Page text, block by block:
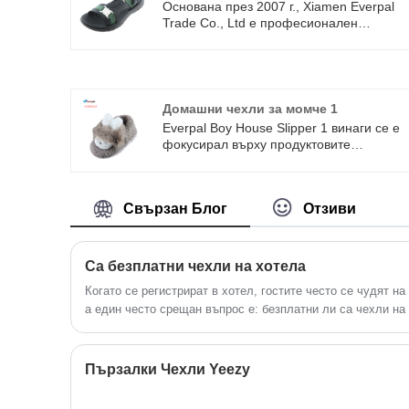
Основана през 2007 г., Xiamen Everpal
Trade Co., Ltd е професионален
чехли, чехли за еднократна употреба,
хотелски чехли и др. нашите продукти
отговарят на международните стандарти
за качество и са високо ценени в
Домашни чехли за момче 1
Everpal Boy House Slipper 1 винаги се е
фокусирал върху продуктовите
плажни обувки, домашни чехли, обувки
за душ, чехли, евтини сандали, чехли за
зайчета за деца и т.н. Нашите основни
Австралия, Европа и Индия, ние винаги
предлагаме добро обслужване, високо
качество и конкурентна цена .
Свързан Блог Отзиви
Са безплатни чехли на хотела
Когато се регистрират в хотел, гостите често се чудят
а един често срещан въпрос е: безплатни ли са чехли на
на хотела, изследвайки защо се предлагат, техните
гостите.
Пързалки Чехли Yeezy